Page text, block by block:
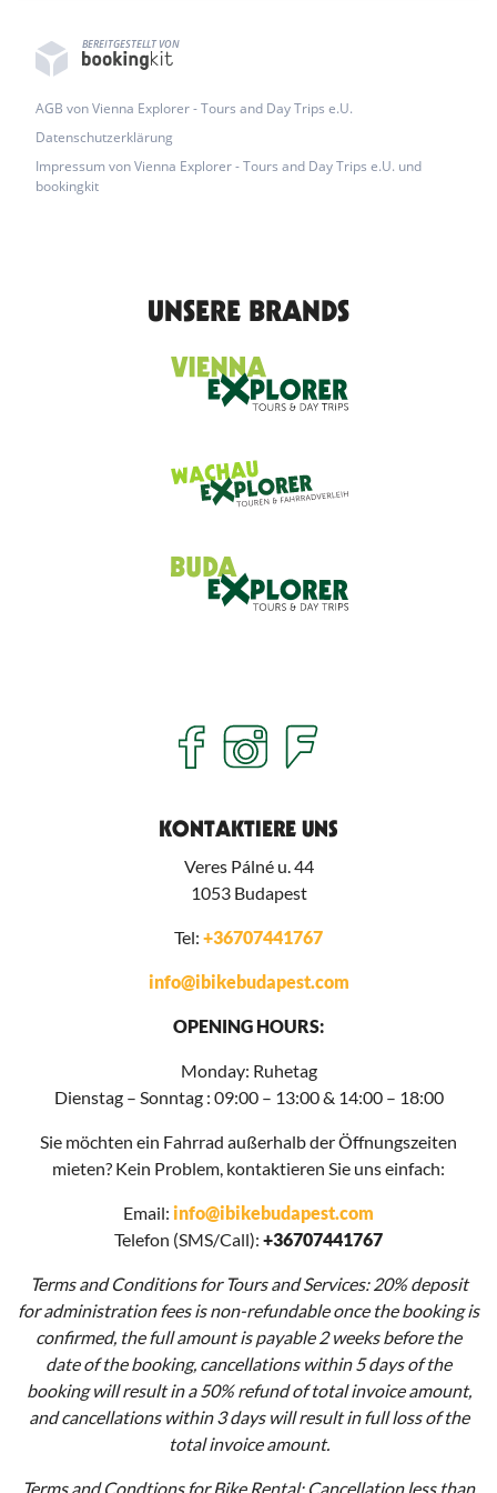
BEREITGESTELLT VON
AGB von Vienna Explorer - Tours and Day Trips e.U.
Datenschutzerklärung
Impressum von Vienna Explorer - Tours and Day Trips e.U. und
bookingkit
UNSERE BRANDS
KONTAKTIERE UNS
Veres Pálné u. 44
1053 Budapest
Tel: +36707441767
info@ibikebudapest.com
OPENING HOURS:
Monday: Ruhetag
Dienstag – Sonntag : 09:00 – 13:00 & 14:00 – 18:00
Sie möchten ein Fahrrad außerhalb der Öffnungszeiten
mieten? Kein Problem, kontaktieren Sie uns einfach:
Email: info@ibikebudapest.com
Telefon (SMS/Call): +36707441767
Terms and Conditions for Tours and Services: 20% deposit
for administration fees is non-refundable once the booking is
confirmed, the full amount is payable 2 weeks before the
date of the booking, cancellations within 5 days of the
booking will result in a 50% refund of total invoice amount,
and cancellations within 3 days will result in full loss of the
total invoice amount.
Terms and Condtions for Bike Rental: Cancellation less than